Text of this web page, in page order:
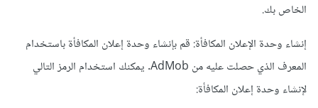
الخاص بك.
إنشاء وحدة الإعلان المكافأة: قم بإنشاء وحدة إعلان المكافأة باستخدام
المعرف الذي حصلت عليه من AdMob. يمكنك استخدام الرمز التالي
لإنشاء وحدة إعلان المكافأة: